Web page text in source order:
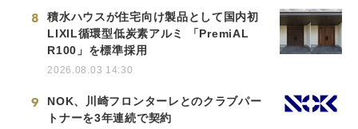
8
積水ハウスが住宅向け製品として国内初
LIXIL循環型低炭素アルミ 「PremiAL
R100」を標準採用
2026.08.03 14:30
9
NOK、川崎フロンターレとのクラブパー
トナーを3年連続で契約